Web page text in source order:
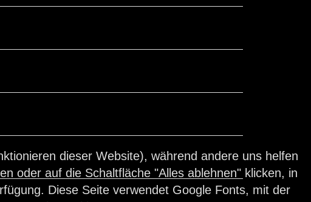
dieser Website), während andere uns helfen
oder auf die Schaltfläche "Alles ablehnen" klicken, in
Diese Seite verwendet Google Fonts, mit der